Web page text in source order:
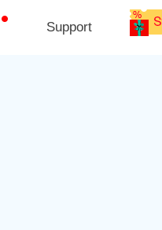
Support